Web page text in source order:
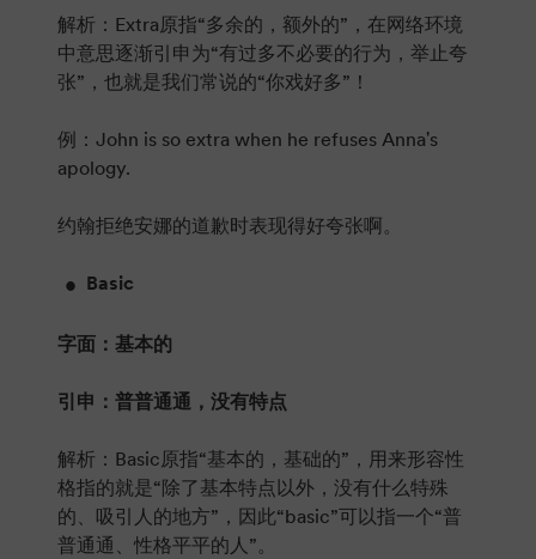
解析：Extra原指“多余的，额外的”，在网络环境
中意思逐渐引申为“有过多不必要的行为，举止夸
张”，也就是我们常说的“你戏好多”！
例：John is so extra when he refuses Anna's
apology.
约翰拒绝安娜的道歉时表现得好夸张啊。
Basic
字面：基本的
引申：普普通通，没有特点
解析：Basic原指“基本的，基础的”，用来形容性
格指的就是“除了基本特点以外，没有什么特殊
的、吸引人的地方”，因此“basic”可以指一个“普
普通通、性格平平的人”。